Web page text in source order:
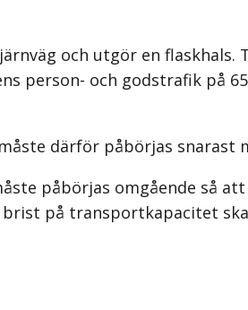
och utgör en
person- och godstrafik på
därför påbörjas
påbörjas omgående så
på transportkapacitet